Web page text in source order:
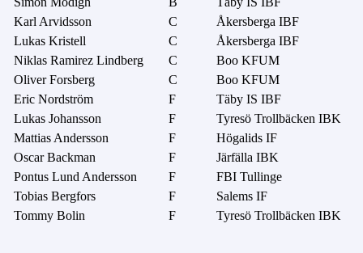
Karl Arvidsson
Lukas Kristell
Niklas Ramirez Lindberg
Oliver Forsberg
Eric Nordström
Lukas Johansson
Mattias Andersson
Oscar Backman
Pontus Lund Andersson
Tobias Bergfors
Tommy Bolin
C
C
C
C
F
F
F
F
F
F
F
Åkersberga IBF
Åkersberga IBF
Boo KFUM
Boo KFUM
Täby IS IBF
Tyresö Trollbäcken IBK
Högalids IF
Järfälla IBK
FBI Tullinge
Salems IF
Tyresö Trollbäcken IBK